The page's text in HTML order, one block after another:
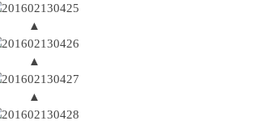
▲
▲
▲